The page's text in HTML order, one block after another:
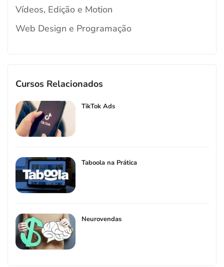
Vídeos, Edição e Motion
Web Design e Programação
Cursos Relacionados
TikTok Ads
Taboola na Prática
Neurovendas